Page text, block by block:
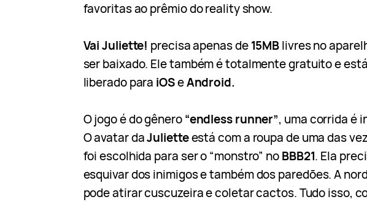
favoritas ao prêmio do reality show.
Vai Juliette! precisa apenas de15MBlivres no
ser baixado. Ele também é totalmente gratuito e está
liberado para iOSeAndroid.
O jogo é do gênero“endless runner”, uma corrida é
O avatar daJulietteestá com a roupa de uma das
foi escolhida para ser o “monstro” noBBB21. Ela
esquivar dos inimigos e também dos paredões. A
pode atirar cuscuzeira e coletar cactos. Tudo isso,